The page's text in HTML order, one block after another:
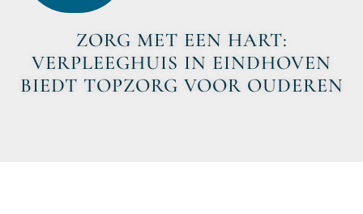
ZORG MET EEN HART:
VERPLEEGHUIS IN EINDHOVEN
BIEDT TOPZORG VOOR OUDEREN